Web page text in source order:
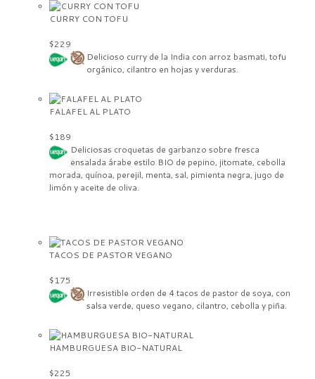
CURRY CON TOFU
$229
Delicioso curry de la India con arroz basmati, tofu
orgánico, cilantro en hojas y verduras.
FALAFEL AL PLATO
$189
Deliciosas croquetas de garbanzo sobre fresca
ensalada árabe estilo BIO de pepino, jitomate, cebolla
morada, quínoa, perejil, menta, sal, pimienta negra, jugo de
limón y aceite de oliva.
TACOS DE PASTOR VEGANO
$175
Irresistible orden de 4 tacos de pastor de soya, con
salsa verde, queso vegano, cilantro, cebolla y piña.
HAMBURGUESA BIO-NATURAL
$225